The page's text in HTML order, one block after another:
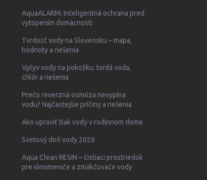
AquaALARM: Inteligentná ochrana pred
vytopením domácnosti
Tvrdosť vody na Slovensku – mapa,
hodnoty a riešenia
Vplyv vody na pokožku: tvrdá voda,
chlór a riešenia
Prečo reverzná osmóza nevypína
vodu? Najčastejšie príčiny a riešenia
Ako upraviť tlak vody v rodinnom dome
Svetový deň vody 2026
Aqua Clean RESIN – čistiaci prostriedok
pre iónomeniče a zmäkčovače vody